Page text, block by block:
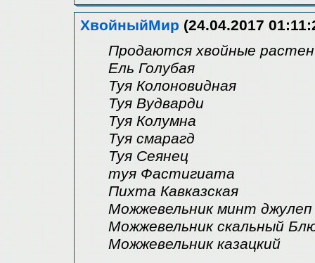
ХвойныйМир (24.04.2017
Продаются хвойные
Ель Голубая
Туя Колоновидная
Туя Вудварди
Туя Колумна
Туя смарагд
Туя Сеянец
туя Фастигиата
Пихта Кавказская
Можжевельник минт джулеп
Можжевельник скальный
Можжевельник казацкий